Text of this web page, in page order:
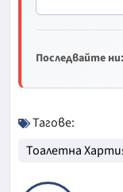
Последвайте ни:
Тагове:
Тоалетна